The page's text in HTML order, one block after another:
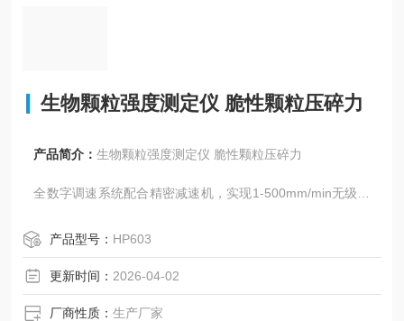
生物颗粒强度测定仪 脆性颗粒压碎力
产品简介：生物颗粒强度测定仪 脆性颗粒压碎力
全数字调速系统配合精密减速机，实现1-500mm/min无级变
产品型号： HP603
更新时间： 2026-04-02
厂商性质：生产厂家